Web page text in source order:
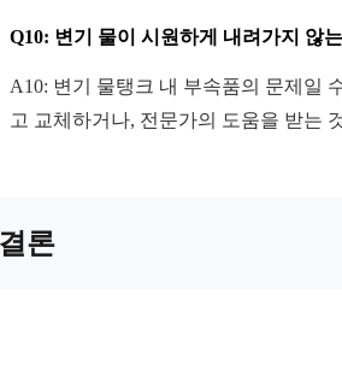
Q10: 변기 물이 시원하게 내려가지 않
A10: 변기 물탱크 내 부속품의 문제일
고 교체하거나, 전문가의 도움을 받는
론